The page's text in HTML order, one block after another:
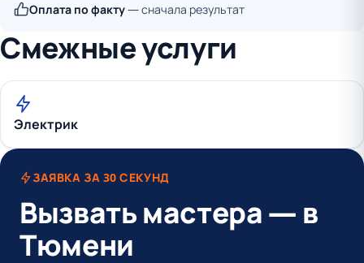
Оплата по факту— сначала результат
Смежные услуги
Электрик
ЗАЯВКА ЗА 30 СЕКУНД
Вызвать мастера — в
Тюмени